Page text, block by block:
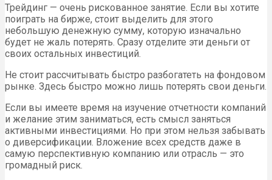
Трейдинг — очень рискованное занятие. Если вы хотите
поиграть на бирже, стоит выделить для этого
небольшую денежную сумму, которую изначально
будет не жаль потерять. Сразу отделите эти деньги от
своих остальных инвестиций.
Не стоит рассчитывать быстро разбогатеть на фондовом
рынке. Здесь быстро можно лишь потерять свои деньги.
Если вы имеете время на изучение отчетности компаний
и желание этим заниматься, есть смысл заняться
активными инвестициями. Но при этом нельзя забывать
о диверсификации. Вложение всех средств даже в
самую перспективную компанию или отрасль — это
громадный риск.